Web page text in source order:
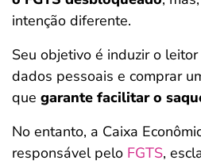
intenção diferente.
Seu objetivo é induzir o
dados pessoais e comprar
que garante facilitar o
No entanto, a Caixa
responsável pelo FGTS,